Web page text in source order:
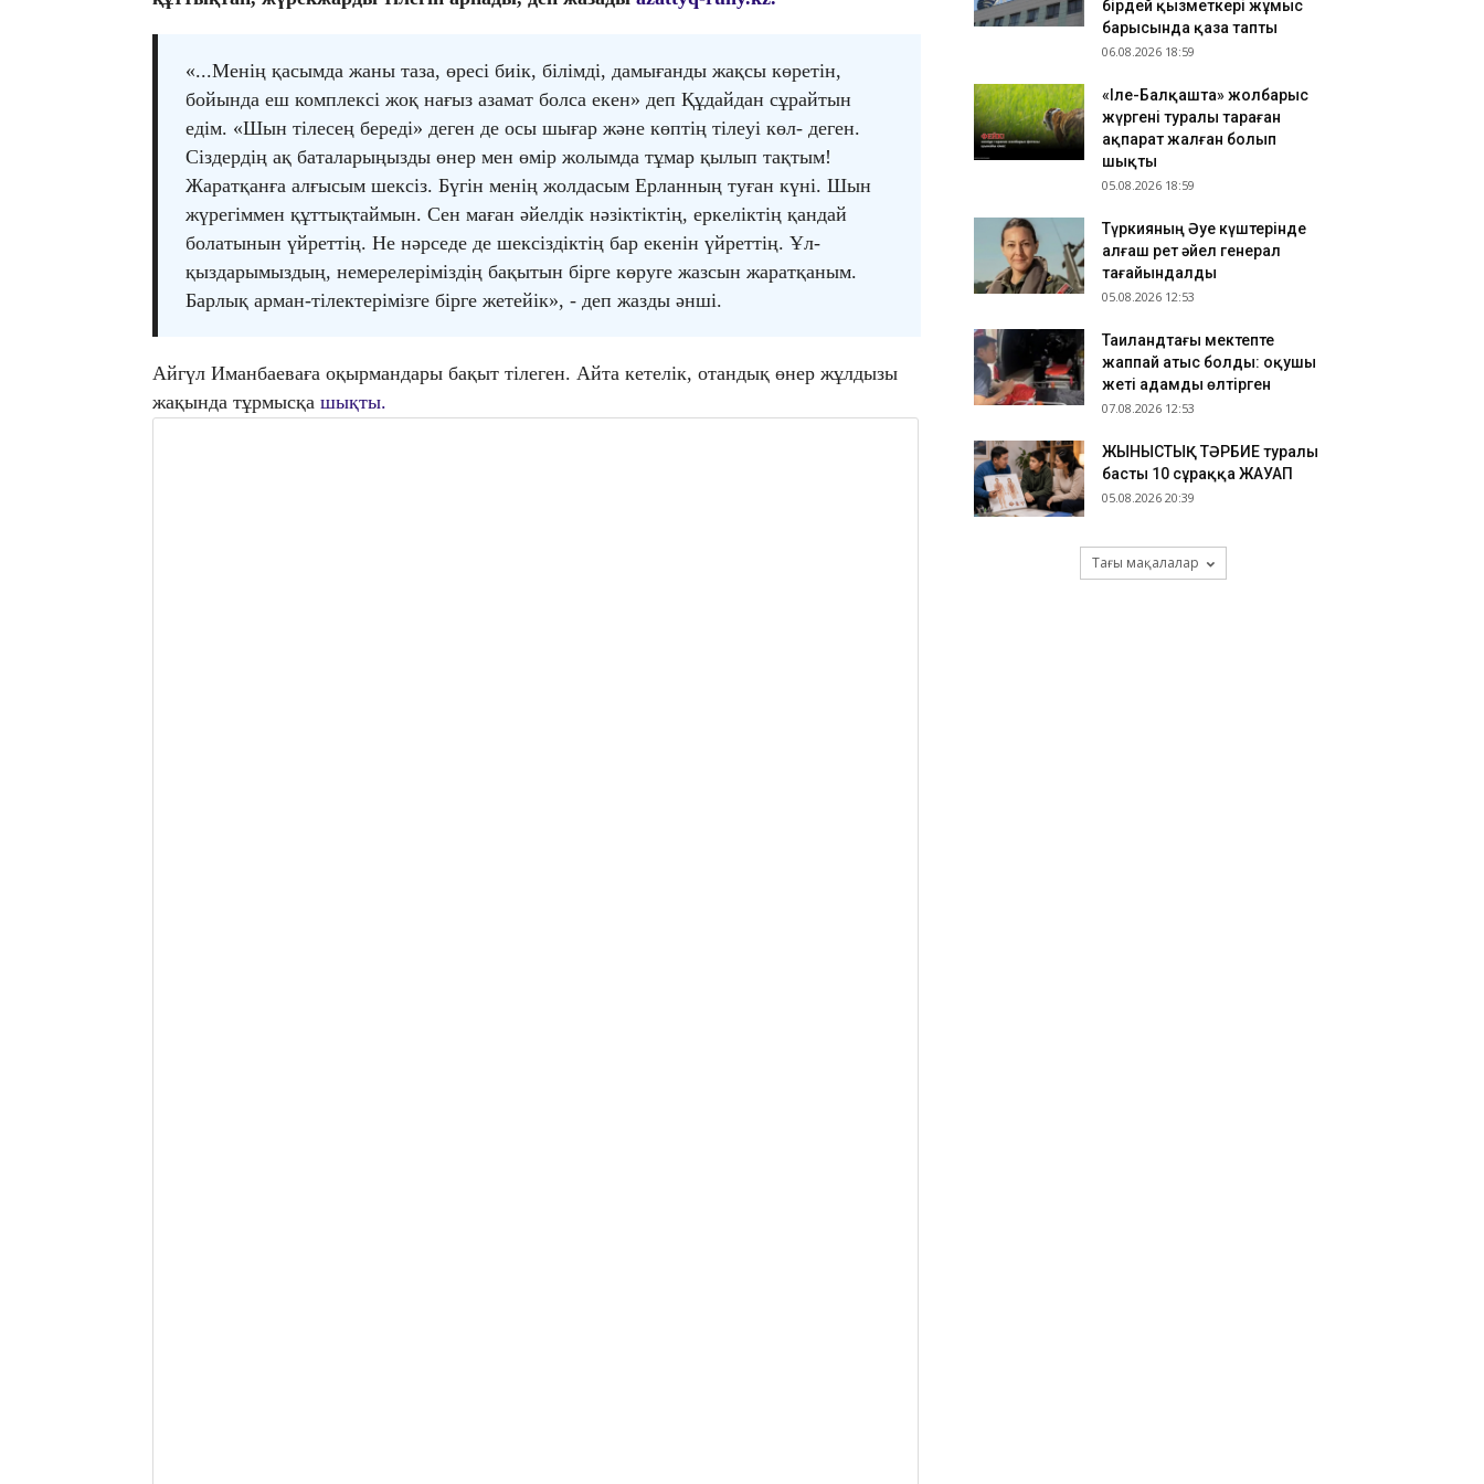
«...Менің қасымда жаны таза, өресі биік, білімді, дамығанды жақсы көретін,
бойында еш комплексі жоқ нағыз азамат болса екен» деп Құдайдан сұрайтын
едім. «Шын тілесең береді» деген де осы шығар және көптің тілеуі көл- деген.
Сіздердің ақ баталарыңызды өнер мен өмір жолымда тұмар қылып тақтым!
Жаратқанға алғысым шексіз. Бүгін менің жолдасым Ерланның туған күні. Шын
жүрегіммен құттықтаймын. Сен маған әйелдік нәзіктіктің, еркеліктің қандай
болатынын үйреттің. Не нәрседе де шексіздіктің бар екенін үйреттің. Ұл-
қыздарымыздың, немерелеріміздің бақытын бірге көруге жазсын жаратқаным.
Барлық арман-тілектерімізге бірге жетейік», - деп жазды әнші.
Айгүл Иманбаеваға оқырмандары бақыт тілеген. Айта кетелік, отандық өнер жұлдызы
жақында тұрмысқа шықты.
Қазақстандық ескек есушілер Азия
чемпионатында 4 медаль жеңіп алды
Астанадан Омбыға әуе рейстері уақытша
тоқтатылды
07.08.2026 17:41
​Танымал курорттағы қорық қызметкерін
бірдей қызметкері жұмыс
барысында қаза тапты
06.08.2026 18:59
«Іле-Балқашта» жолбарыс
жүргені туралы тараған
ақпарат жалған болып
шықты
05.08.2026 18:59
Түркияның Әуе күштерінде
алғаш рет әйел генерал
тағайындалды
05.08.2026 12:53
Таиландтағы мектепте
жаппай атыс болды: оқушы
жеті адамды өлтірген
07.08.2026 12:53
ЖЫНЫСТЫҚ ТӘРБИЕ туралы
басты 10 сұраққа ЖАУАП
05.08.2026 20:39
Тағы мақалалар